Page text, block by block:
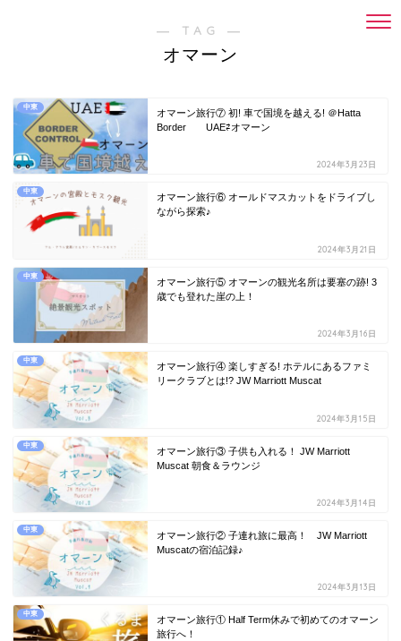
― TAG ―
オマーン
中東
オマーン旅行⑦ 初! 車で国境を越える! ＠Hatta
Border UAE⇄オマーン
2024年3月23日
中東
オマーン旅行⑥ オールドマスカットをドライブし
ながら探索♪
2024年3月21日
中東
オマーン旅行⑤ オマーンの観光名所は要塞の跡! 3
歳でも登れた崖の上！
2024年3月16日
中東
オマーン旅行④ 楽しすぎる! ホテルにあるファミ
リークラブとは!? JW Marriott Muscat
2024年3月15日
中東
オマーン旅行③ 子供も入れる！ JW Marriott
Muscat 朝食＆ラウンジ
2024年3月14日
中東
オマーン旅行② 子連れ旅に最高！ JW Marriott
Muscatの宿泊記録♪
2024年3月13日
中東
オマーン旅行① Half Term休みで初めてのオマーン
旅行へ！